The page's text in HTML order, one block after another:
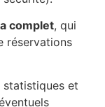
complet, qui
réservations
statistiques et